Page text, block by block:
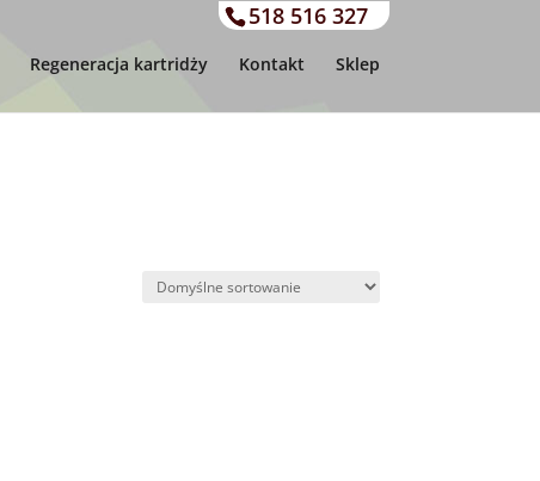
518 516 327
Regeneracja kartridży Kontakt Sklep